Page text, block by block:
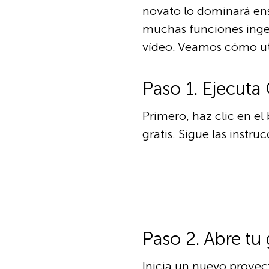
novato lo dominará
muchas funciones
vídeo. Veamos cómo
Paso 1.
Primero, haz clic en el
gratis. Sigue las
Paso 2. Abre
Inicia un nuevo